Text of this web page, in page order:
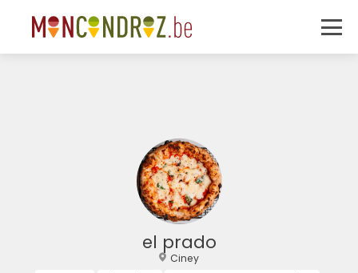
el prado
Ciney